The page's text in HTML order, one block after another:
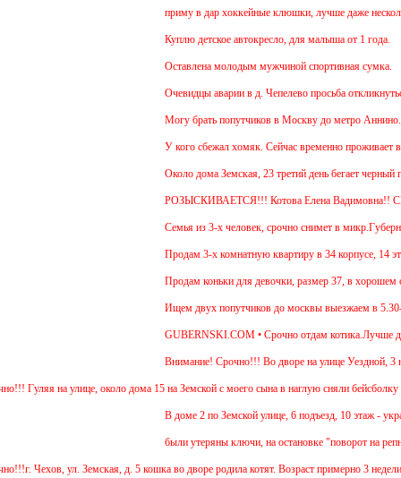
приму в дар хоккейные клюшки, лучше даже
Куплю детское автокресло, для малыша от 1 года.
Оставлена молодым мужчиной спортивная сумка.
Очевидцы аварии в д. Чепелево просьба откликнуться.
Могу брать попутчиков в Москву до метро Аннино.
У кого сбежал хомяк. Сейчас временно проживает в
Около дома Земская, 23 третий день бегает черный
РОЗЫСКИВАЕТСЯ!!! Котова Елена Вадимовна!!
Семья из 3-х человек, срочно снимет в
Продам 3-х комнатную квартиру в 34 корпусе, 14
Продам коньки для девочки, размер 37, в хорошем
Ищем двух попутчиков до москвы выезжаем в 5.30-
GUBERNSKI.COM • Срочно отдам котика.Лучше для
Внимание! Срочно!!! Во дворе на улице Уездной, 3
на улице, около дома 15 на Земской с моего сына в наглую сняли бейсболку и
В доме 2 по Земской улице, 6 подъезд, 10 этаж -
были утеряны ключи, на остановке "поворот на
ул. Земская, д. 5 кошка во дворе родила котят. Возраст примерно 3 недели.